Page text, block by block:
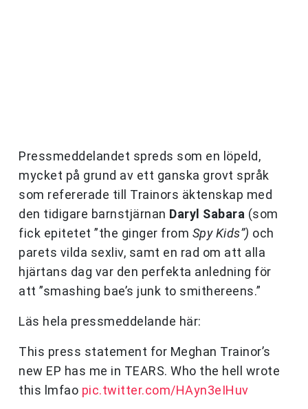
Pressmeddelandet spreds som en löpeld,
mycket på grund av ett ganska grovt språk
som refererade till Trainors äktenskap med
den tidigare barnstjärnan Daryl Sabara (som
fick epitetet ”the ginger from Spy Kids”) och
parets vilda sexliv, samt en rad om att alla
hjärtans dag var den perfekta anledning för
att ”smashing bae’s junk to smithereens.”
Läs hela pressmeddelande här:
This press statement for Meghan Trainor’s
new EP has me in TEARS. Who the hell wrote
this lmfao pic.twitter.com/HAyn3eIHuv